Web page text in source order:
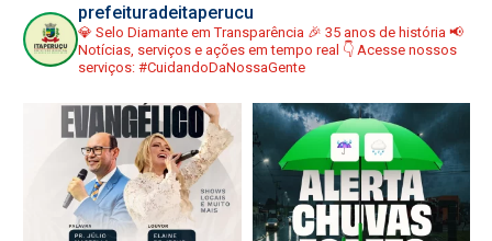
prefeituradeitaperucu
💎 Selo Diamante em Transparência 🎉 35 anos de história 📢
Notícias, serviços e ações em tempo real 👇 Acesse nossos
serviços: #CuidandoDaNossaGente